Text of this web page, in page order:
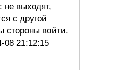
: не выходят,
с другой
стороны войти.
08 21:12:15